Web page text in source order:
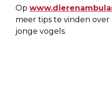
Op
meer tips te vinden
jonge vogels.